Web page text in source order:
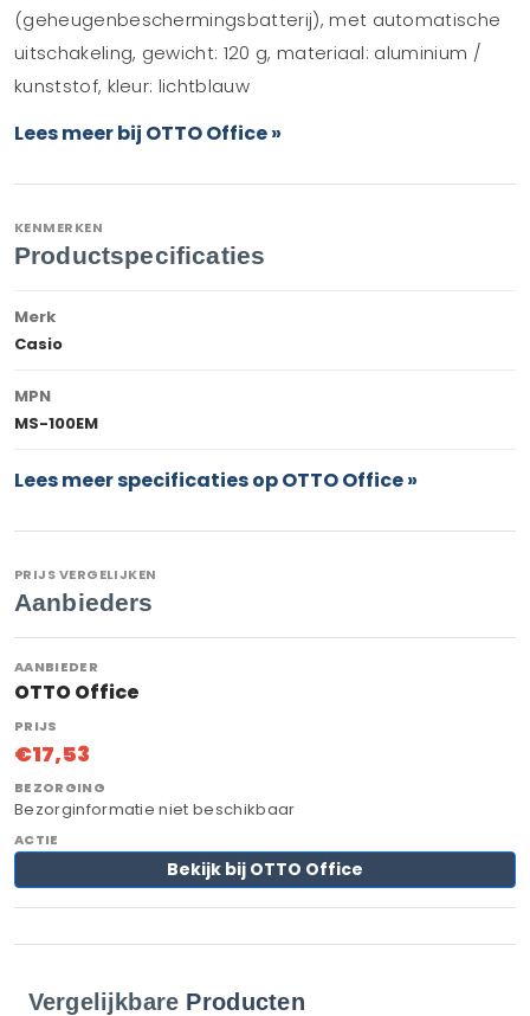
(geheugenbeschermingsbatterij), met automatische
uitschakeling, gewicht: 120 g, materiaal: aluminium /
kunststof, kleur: lichtblauw
Lees meer bij OTTO Office »
KENMERKEN
Productspecificaties
Merk
Casio
MPN
MS-100EM
Lees meer specificaties op OTTO Office »
PRIJS VERGELIJKEN
Aanbieders
OTTO Office
€17,53
Bezorginformatie niet beschikbaar
Bekijk bij OTTO Office
Vergelijkbare Producten